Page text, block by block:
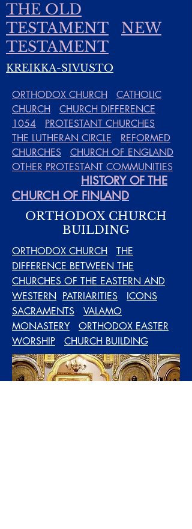
THE OLD
TESTAMENT
NEW
TESTAMENT
KREIKKA-SIVUSTO
ORTHODOX CHURCH
CATHOLIC
CHURCH
CHURCH DIFFERENCE
1054
PROTESTANT CHURCHES
THE LUTHERAN CIRCLE
REFORMED
CHURCHES
CHURCH OF ENGLAND
OTHER PROTESTANT COMMUNITIES
HISTORY OF THE
CHURCH OF FINLAND
ORTHODOX CHURCH
BUILDING
ORTHODOX CHURCH
THE
DIFFERENCE BETWEEN THE
CHURCHES OF THE EASTERN AND
WESTERN PATRIARITIES
ICONS
SACRAMENTS
VALAMO
MONASTERY
ORTHODOX EASTER
WORSHIP
CHURCH BUILDING